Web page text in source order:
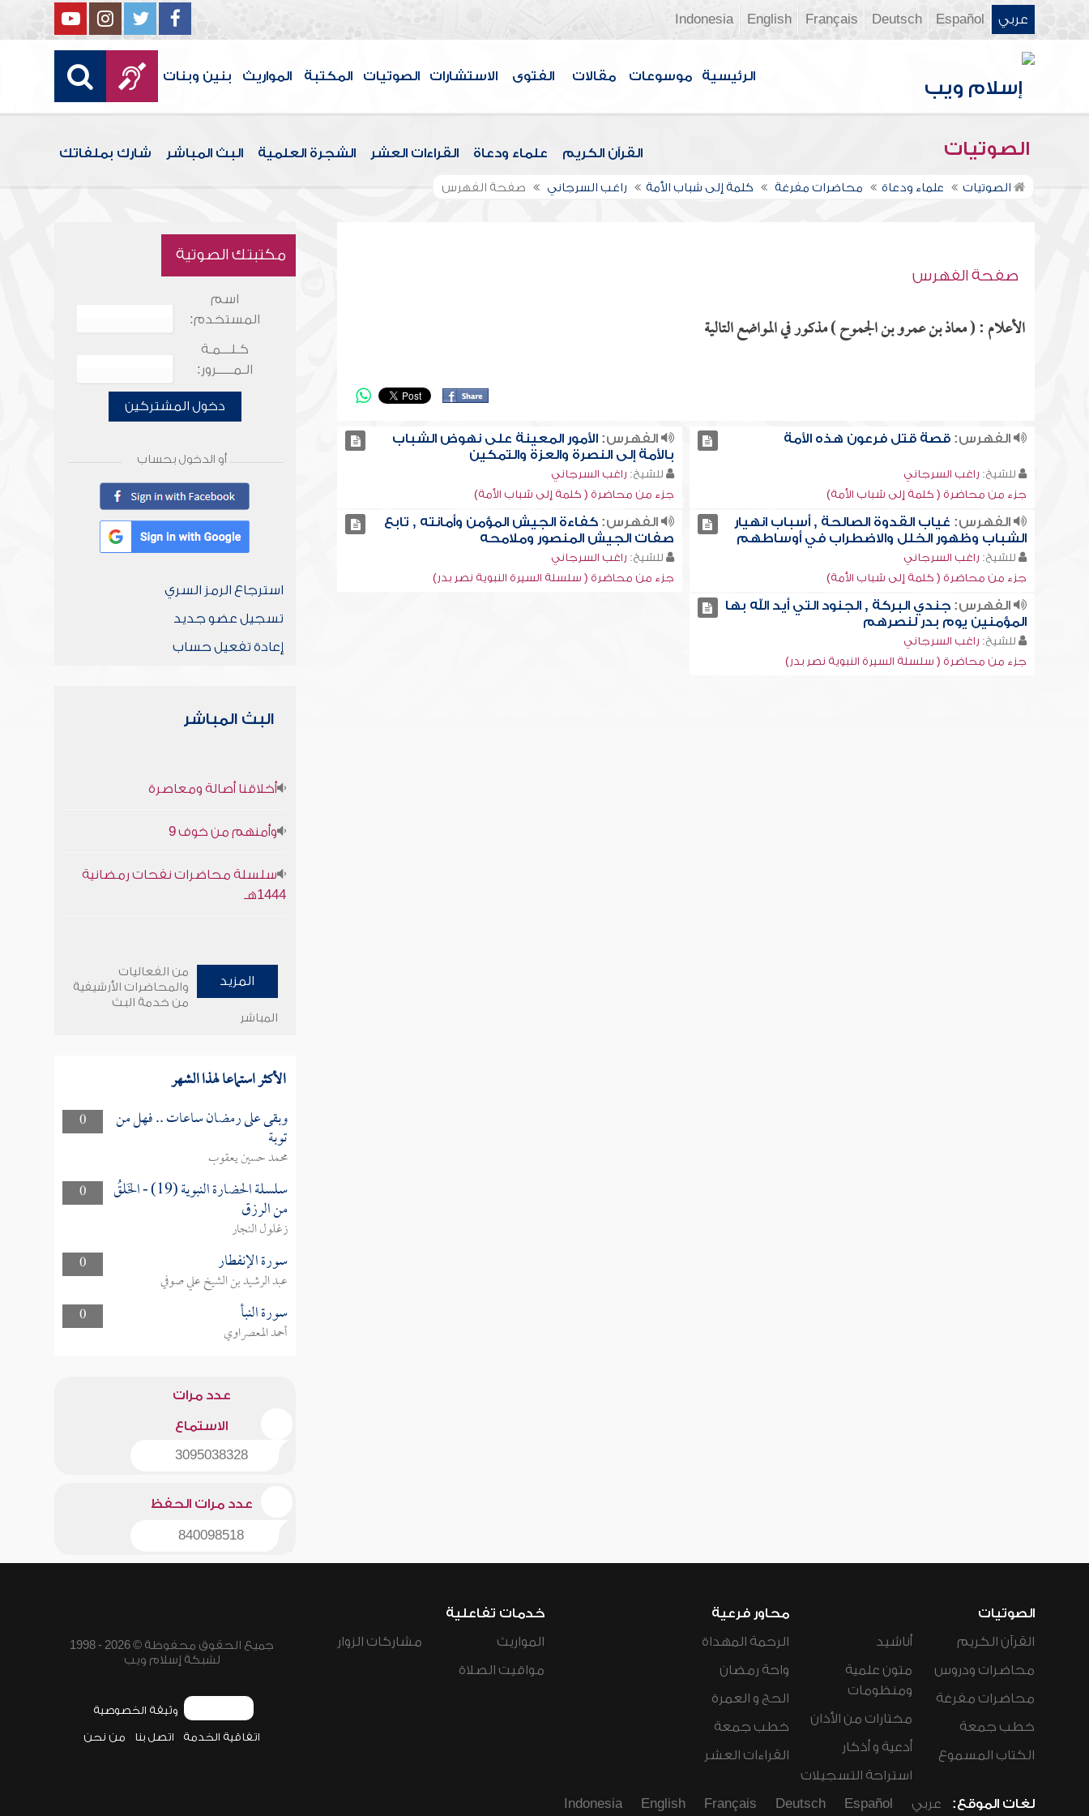
عربي Español
Deutsch
Français
English
Indonesia
الرئيسية موسوعات مقالات الفتوى الاستشارات الصوتيات المكتبة المواريث بنين وبنات
الصوتيات القرآن الكريم علماء ودعاة القراءات العشر الشجرة العلمية البث المباشر شارك بملفاتك
الصوتيات علماء ودعاة محاضرات مفرغة كلمة إلى شباب الأمة راغب السرجاني صفحة الفهرس
صفحة الفهرس
الأعلام : ( معاذ بن عمرو بن الجموح ) مذكور في المواضع التالية
الفهرس:قصة قتل فرعون هذه الأمة
للشيخ: راغب السرجاني
جزء من محاضرة ( كلمة إلى شباب الأمة)
الفهرس: الأمور المعينة على نهوض الشباب
بالأمة إلى النصرة والعزة والتمكين
للشيخ: راغب السرجاني
جزء من محاضرة ( كلمة إلى شباب الأمة)
الفهرس: غياب القدوة الصالحة , أسباب انهيار
الشباب وظهور الخلل والاضطراب في أوساطهم
للشيخ: راغب السرجاني
جزء من محاضرة ( كلمة إلى شباب الأمة)
الفهرس: كفاءة الجيش المؤمن وأمانته , تابع
صفات الجيش المنصور وملامحه
للشيخ: راغب السرجاني
جزء من محاضرة ( سلسلة السيرة النبوية نصر بدر)
الفهرس:جندي البركة , الجنود التي أيد الله بها
المؤمنين يوم بدر لنصرهم
للشيخ: راغب السرجاني
جزء من محاضرة ( سلسلة السيرة النبوية نصر بدر)
مكتبتك الصوتية
اسم
المستخدم:
كـلـــمـة
الـمـــــرور:
دخول المشتركين
أو الدخول بحساب
استرجاع الرمز السري
تسجيل عضو جديد
إعادة تفعيل حساب
البث المباشر
أخلاقنا أصالة ومعاصرة
وأمنهم من خوف 9
سلسلة محاضرات نفحات رمضانية
1444هـ
المزيد
من الفعاليات
والمحاضرات الأرشيفية
من خدمة البث
المباشر
الأكثر استماعا لهذا الشهر
0 وبقى على رمضان ساعات .. فهل من
توبة
محمد حسين يعقوب
0
سلسلة الحضارة النبوية (19) - الخَلقُ
من الرزق
زغلول النجار
0
سورة الإنفطار
عبد الرشيد بن الشيخ علي صوفي
0
سورة النبأ
أحمد المعصراوي
عدد مرات
الاستماع
3095038328
عدد مرات الحفظ
840098518
الصوتيات
القرآن الكريم
محاضرات ودروس
محاضرات مفرغة
خطب جمعة
الكتاب المسموع
أناشيد
متون علمية
ومنظومات
مختارات من الأذان
أدعية و أذكار
استراحة التسجيلات
محاور فرعية
الرحمة المهداة
واحة رمضان
الحج و العمرة
خطب جمعة
القراءات العشر
خدمات تفاعلية
المواريث
مواقيت الصلاة
مشاركات الزوار
جميع الحقوق محفوظة © 2026 - 1998
لشبكة إسلام ويب
وثيقة الخصوصية
اتفاقية الخدمة اتصل بنا من نحن
لغات الموقع: عربي Español
Deutsch
Français
English
Indonesia